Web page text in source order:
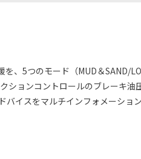
、5つのモード（MUD＆SAND/
ションコントロールのブレーキ油
イスをマルチインフォメーショ